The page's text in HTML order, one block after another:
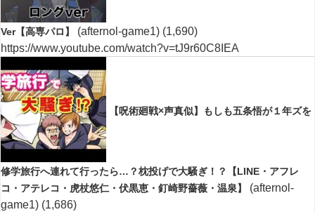
Ver【高専パロ】 (afternol-game1) (1,690)
https://www.youtube.com/watch?v=tJ9r60C8IEA
【呪術廻戦×声真似】もしも五条悟が１年ズを
修学旅行へ連れて行ったら…？枕投げで大騒ぎ！？【LINE・アフレ
コ・アテレコ・虎杖悠仁・伏黒恵・釘崎野薔薇・温泉】
(afternol-
game1) (1,686)